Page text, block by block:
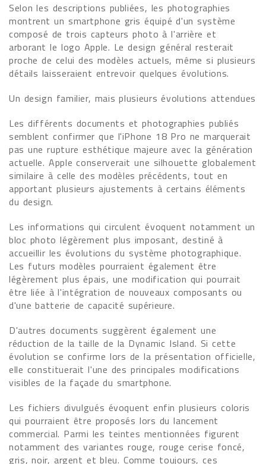
Selon les descriptions publiées, les photographies
montrent un smartphone gris équipé d'un système
composé de trois capteurs photo à l'arrière et
arborant le logo Apple. Le design général resterait
proche de celui des modèles actuels, même si plusieurs
détails laisseraient entrevoir quelques évolutions.
Un design familier, mais plusieurs évolutions attendues
Les différents documents et photographies publiés
semblent confirmer que l'iPhone 18 Pro ne marquerait
pas une rupture esthétique majeure avec la génération
actuelle. Apple conserverait une silhouette globalement
similaire à celle des modèles précédents, tout en
apportant plusieurs ajustements à certains éléments
du design.
Les informations qui circulent évoquent notamment un
bloc photo légèrement plus imposant, destiné à
accueillir les évolutions du système photographique.
Les futurs modèles pourraient également être
légèrement plus épais, une modification qui pourrait
être liée à l'intégration de nouveaux composants ou
d'une batterie de capacité supérieure.
D'autres documents suggèrent également une
réduction de la taille de la Dynamic Island. Si cette
évolution se confirme lors de la présentation officielle,
elle constituerait l'une des principales modifications
visibles de la façade du smartphone.
Les fichiers divulgués évoquent enfin plusieurs coloris
qui pourraient être proposés lors du lancement
commercial. Parmi les teintes mentionnées figurent
notamment des variantes rouge, rouge cerise foncé,
gris, noir, argent et bleu. Comme toujours, ces